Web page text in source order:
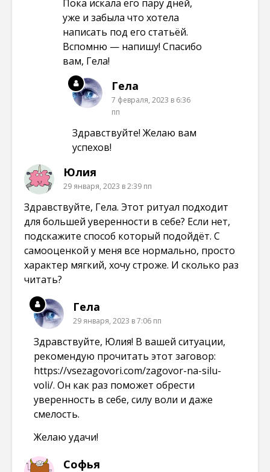
Пока искала его пару дней,
уже и забыла что хотела
написать под его статьёй.
Вспомню — напишу! Спасибо
вам, Гела!
Гела
7 февраля, 2023 в 6:36
пп
Здравствуйте! Желаю вам
успехов!
Юлия
29 января, 2023 в 2:39 пп
Здравствуйте, Гела. Этот ритуал подходит
для большей уверенности в себе? Если нет,
подскажите способ который подойдёт. С
самооценкой у меня все нормально, просто
характер мягкий, хочу строже. И сколько раз
читать?
Гела
29 января, 2023 в 7:06 пп
Здравствуйте, Юлия! В вашей ситуации,
рекомендую прочитать этот заговор:
https://vsezagovori.com/zagovor-na-silu-
voli/. Он как раз поможет обрести
уверенность в себе, силу воли и даже
смелость.
Желаю удачи!
Софья